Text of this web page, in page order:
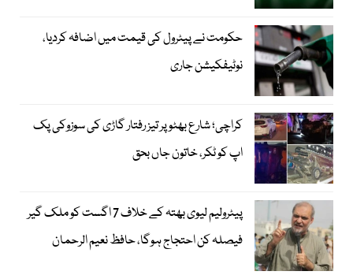
حکومت نے پیٹرول کی قیمت میں اضافہ کردیا،
نوٹیفکیشن جاری
کراچی؛ شارع بھٹو پر تیز رفتار گاڑی کی سوزوکی پک
اپ کو ٹکر، خاتون جاں بحق
پیٹرولیم لیوی بھتہ کے خلاف 7 اگست کو ملک گیر
فیصلہ کن احتجاج ہوگا، حافظ نعیم الرحمان